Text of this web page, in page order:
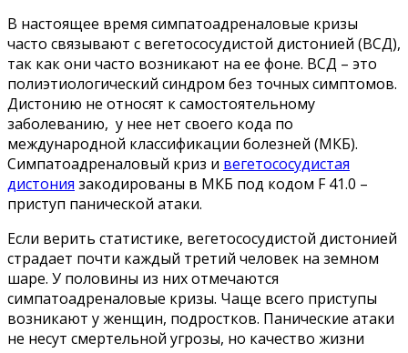
В настоящее время симпатоадреналовые кризы
часто связывают с вегетососудистой дистонией (ВСД),
так как они часто возникают на ее фоне. ВСД – это
полиэтиологический синдром без точных симптомов.
Дистонию не относят к самостоятельному
заболеванию, у нее нет своего кода по
международной классификации болезней (МКБ).
Симпатоадреналовый криз и вегетососудистая
дистония закодированы в МКБ под кодом F 41.0 –
приступ панической атаки.
Если верить статистике, вегетососудистой дистонией
страдает почти каждый третий человек на земном
шаре. У половины из них отмечаются
симпатоадреналовые кризы. Чаще всего приступы
возникают у женщин, подростков. Панические атаки
не несут смертельной угрозы, но качество жизни